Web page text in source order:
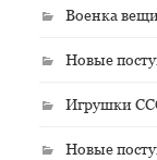
Военка
Новые
Игрушки
Новые